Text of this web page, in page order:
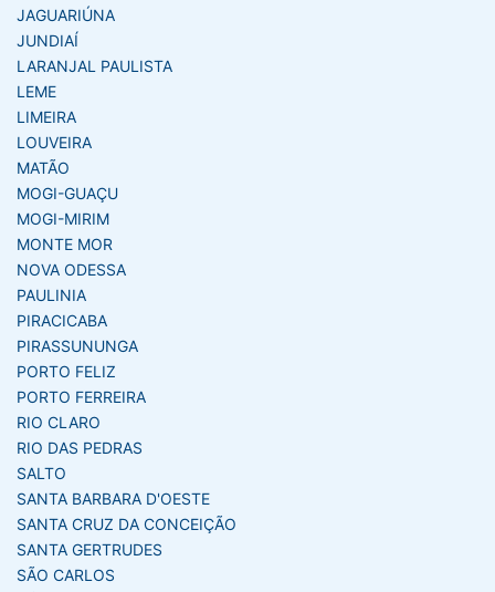
JAGUARIÚNA
JUNDIAÍ
LARANJAL PAULISTA
LEME
LIMEIRA
LOUVEIRA
MATÃO
MOGI-GUAÇU
MOGI-MIRIM
MONTE MOR
NOVA ODESSA
PAULINIA
PIRACICABA
PIRASSUNUNGA
PORTO FELIZ
PORTO FERREIRA
RIO CLARO
RIO DAS PEDRAS
SALTO
SANTA BARBARA D'OESTE
SANTA CRUZ DA CONCEIÇÃO
SANTA GERTRUDES
SÃO CARLOS